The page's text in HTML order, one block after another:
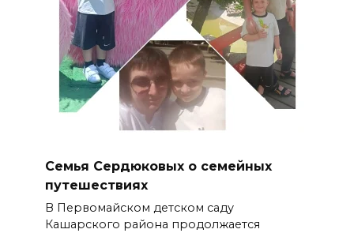
Семья Сердюковых о семейных
путешествиях
В Первомайском детском саду
Кашарского района продолжается